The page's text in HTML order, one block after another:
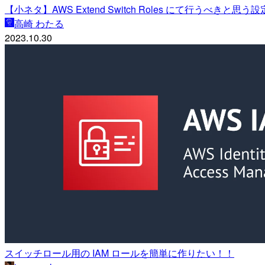
【小ネタ】AWS Extend Switch Roles にて行うべきと思う設
高崎 わたる
2023.10.30
スイッチロール用の IAM ロールを簡単に作りたい！！